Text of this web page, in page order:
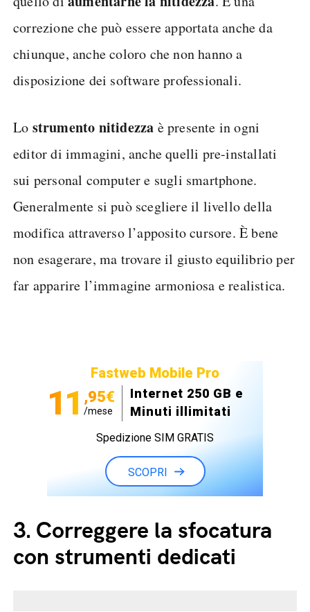
correzione che può essere apportata anche da
chiunque, anche coloro che non hanno a
disposizione dei software professionali.
Lo strumento nitidezza è presente in ogni
editor di immagini, anche quelli pre-installati
sui personal computer e sugli smartphone.
Generalmente si può scegliere il livello della
modifica attraverso l’apposito cursore. È bene
non esagerare, ma trovare il giusto equilibrio per
far apparire l’immagine armoniosa e realistica.
Fastweb Mobile Pro
11 ,95€
/mese
Internet 250 GB e
Minuti illimitati
Spedizione SIM GRATIS
SCOPRI
3. Correggere la sfocatura
con strumenti dedicati